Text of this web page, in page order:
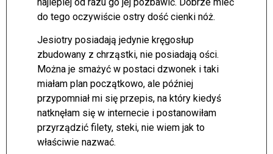
do tego oczywiście ostry dość cienki nóż.
Jesiotry posiadają jedynie kręgosłup
zbudowany z chrząstki, nie posiadają ości.
Można je smażyć w postaci dzwonek i taki
miałam plan początkowo, ale później
przypomniał mi się przepis, na który kiedyś
natknęłam się w internecie i postanowiłam
przyrządzić filety, steki, nie wiem jak to
właściwie nazwać.